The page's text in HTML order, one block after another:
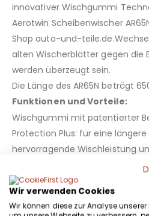
innovativer Wischgummi
Aerotwin Scheibenwischer
Shop auto-und-
alten Wischerblätter gegen die
werden überzeugt sein.
Die Länge des AR65N beträgt
Funktionen und Vorteile:
Wischgummi mit patentierter
Protection Plus: für eine
hervorragende Wischleistung
unter extremen
Maßgeschneiderte Hightech
Federschienen mit
erhöht den Anpressdruck des
Wir verwenden Cookies
Wir können diese zur Analyse